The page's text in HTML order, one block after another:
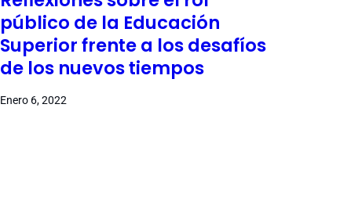
público de la Educación
Superior frente a los desafíos
de los nuevos tiempos
Enero 6, 2022